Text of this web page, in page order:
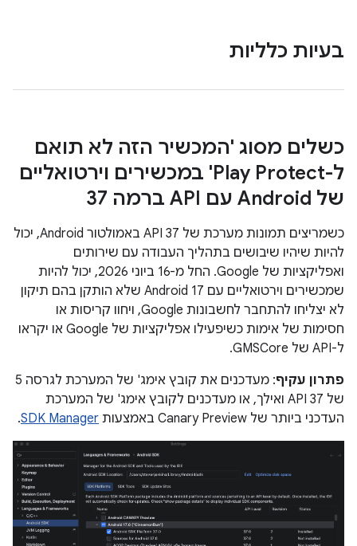
בעיות כלליות
כשלים מסוג 'המכשיר הזה לא תואם
ל-Play Protect' במכשירים וירטואליים
של Android עם API ברמה 37
כשמריצים תמונות מערכת של API 37 באמולטור Android, יכול
להיות שיהיו שיבושים בתהליך העבודה עם שירותים
ואפליקציות של Google. החל מ-16 ביוני 2026, יכול להיות
שמכשירים וירטואליים עם Android 17 שלא הותקן בהם תיקון
לא יצליחו להתחבר לחשבונות Google, ויחוו קריסות או
חסימות של אימות כשיפעילו אפליקציות של Google או יקראו
ל-API של GMSCore.
פתרון עקיף
: מעדכנים את קובץ אימג' של המערכת לגרסה 5
של API 37 ואילך, או מעדכנים לקובץ אימג' של המערכת
העדכני ביותר של Canary Preview באמצעות
SDK Manager
.